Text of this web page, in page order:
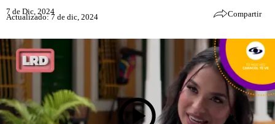
7 de Dic, 2024
Actualizado: 7 de dic, 2024 Compartir